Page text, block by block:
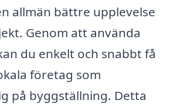
allmän bättre upplevelse
Genom att använda
du enkelt och snabbt få
företag som
på byggställning. Detta